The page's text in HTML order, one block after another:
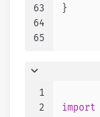
63
64
65
}
1
2
import